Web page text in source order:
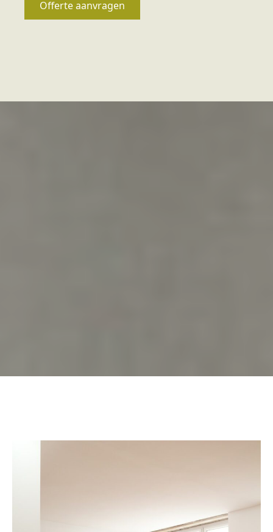
Offerte aanvragen